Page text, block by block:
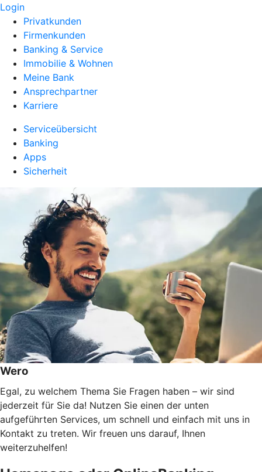
Login
Privatkunden
Firmenkunden
Banking & Service
Immobilie & Wohnen
Meine Bank
Ansprechpartner
Karriere
Serviceübersicht
Banking
Apps
Sicherheit
Wero
Egal, zu welchem Thema Sie Fragen haben – wir sind
jederzeit für Sie da! Nutzen Sie einen der unten
aufgeführten Services, um schnell und einfach mit uns in
Kontakt zu treten. Wir freuen uns darauf, Ihnen
weiterzuhelfen!